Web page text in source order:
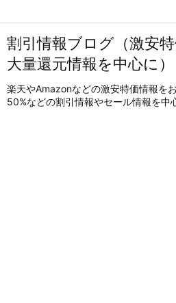
割引情報ブログ（激安
大量還元情報を中心に）
楽天やAmazonなどの激安特価情報を
50%などの割引情報やセール情報を中